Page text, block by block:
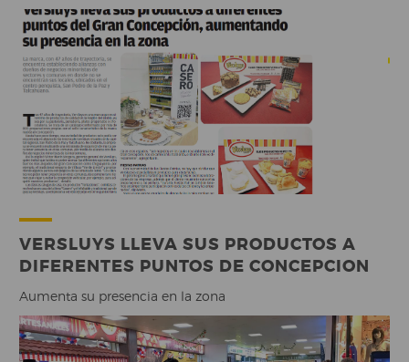
VERSLUYS LLEVA SUS PRODUCTOS A
DIFERENTES PUNTOS DE CONCEPCION
Aumenta su presencia en la zona